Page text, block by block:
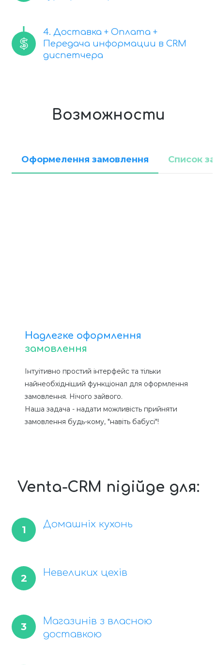
4. Доставка + Оплата +
Передача информации в CRM
диспетчера
Возможности
Оформелення замовлення Список
Надлегке оформлення
замовлення
Інтуітивно простий інтерфейс та тільки
найнеобхідніший функціонал для оформлення
замовлення. Нічого зайвого.
Наша задача - надати можливість прийняти
замовлення будь-кому, "навіть бабусі"!
Venta-CRM підійде для:
1 Домашніх кухонь
2 Невеликих цехів
3
Магазинів з власною
доставкою